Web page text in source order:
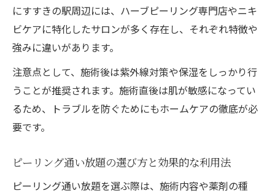
にすすきの駅周辺には、ハーブピーリング専門店やニキ
ビケアに特化したサロンが多く存在し、それぞれ特徴や
強みに違いがあります。
注意点として、施術後は紫外線対策や保湿をしっかり行
うことが推奨されます。施術直後は肌が敏感になってい
るため、トラブルを防ぐためにもホームケアの徹底が必
要です。
ピーリング通い放題の選び方と効果的な利用法
ピーリング通い放題を選ぶ際は、施術内容や薬剤の種